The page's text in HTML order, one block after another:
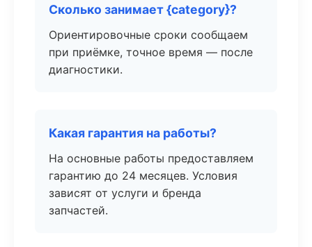
Сколько занимает {category}?
Ориентировочные сроки сообщаем
при приёмке, точное время — после
диагностики.
Какая гарантия на работы?
На основные работы предоставляем
гарантию до 24 месяцев. Условия
зависят от услуги и бренда
запчастей.